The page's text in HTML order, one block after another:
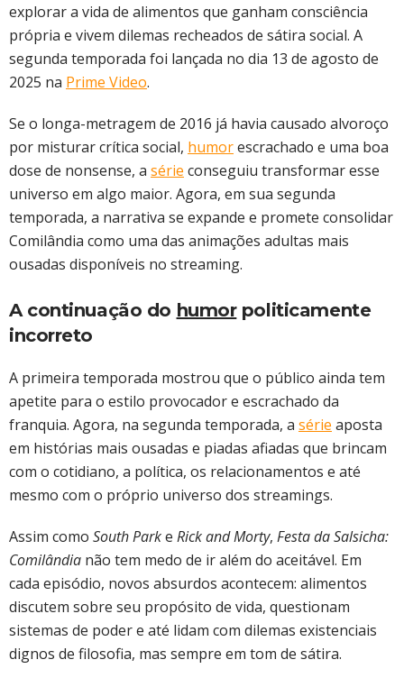
explorar a vida de alimentos que ganham consciência
própria e vivem dilemas recheados de sátira social. A
segunda temporada foi lançada no dia 13 de agosto de
2025 na Prime Video.
Se o longa-metragem de 2016 já havia causado alvoroço
por misturar crítica social, humorescrachado e uma boa
dose de nonsense, a série conseguiu transformar esse
universo em algo maior. Agora, em sua segunda
temporada, a narrativa se expande e promete consolidar
Comilândia como uma das animações adultas mais
ousadas disponíveis no streaming.
A continuação do humorpoliticamente
incorreto
A primeira temporada mostrou que o público ainda tem
apetite para o estilo provocador e escrachado da
franquia. Agora, na segunda temporada, a série aposta
em histórias mais ousadas e piadas afiadas que brincam
com o cotidiano, a política, os relacionamentos e até
mesmo com o próprio universo dos streamings.
Assim como South Parke Rick and Morty, Festa da Salsicha:
Comilândia não tem medo de ir além do aceitável. Em
cada episódio, novos absurdos acontecem: alimentos
discutem sobre seu propósito de vida, questionam
sistemas de poder e até lidam com dilemas existenciais
dignos de filosofia, mas sempre em tom de sátira.